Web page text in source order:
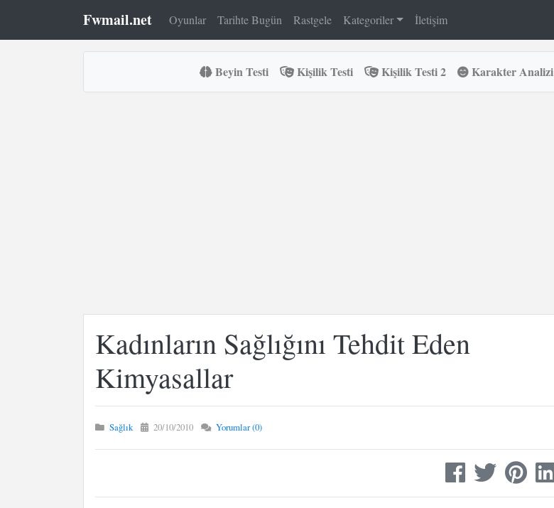
Fwmail.net Oyunlar Tarihte Bugün Rastgele Kategoriler İletişim
Beyin Testi Kişilik Testi Kişilik Testi 2 Karakter Analizi
Kadınların Sağlığını Tehdit Eden
Kimyasallar
Sağlık 20/10/2010 Yorumlar (0)